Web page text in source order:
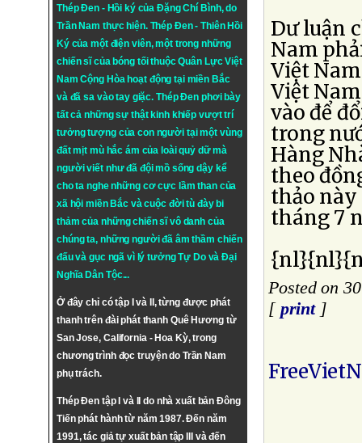
Thép Đen - Hồi ký của Đặng Chí Bình, do
Trần Nam thực hiện. Thép Đen- Thiên Hồi
Ký của một điện viên, một trong những
chiến sĩ của bóng tối thuộc Quân Lực Việt
Nam Cộng Hòa hoạt động tại miền Bắc
và đã sa vào tay giặc. Thép Đen phơi bày
tất cả những sự thật kinh khiếp vượt trí
tưởng tượng của con người tại một vùng
đất mịt mù hắc ám của loài quỷ dữ mà
người viết như đã đội mồ sống dậy kể
cho ta nghe những cơ cực lầm than của
xã hội miền Bắc và cuộc đời tù đày bi
thảm của những chiến sĩ vô danh của
chúng ta, những người đã âm thầm chiến
đấu và gục ngã vì lý tưởngTự DovàĐại
Nghĩa Dân Tộc...
Ở đây chỉ có tập I và II, từng được phát
thanh trên đài phát thanh Quê Hương từ
San Jose, California - Hoa Kỳ, trong
chương trình đọc truyện do Trần Nam
phụ trách.
Thép Đen tập I và II do nhà xuất bản Đông
Tiến phát hành từ năm 1987. Đến năm
1991, tác giả tự xuất bản tập III và đến
Dư luận
Nam
Việt
Việt
vào để
trong
Hàng
theo
thảo
tháng 7
Posted on
[ print]